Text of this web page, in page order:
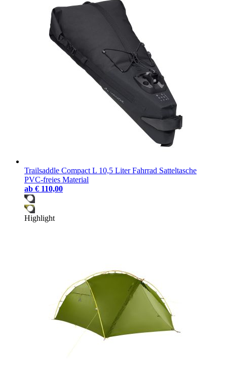
Trailsaddle Compact L 10,5 Liter Fahrrad Satteltasche
PVC-freies Material
ab € 110,00
Highlight